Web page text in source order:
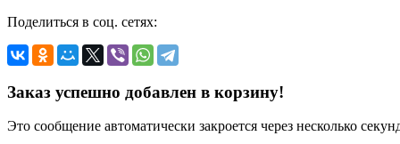
Поделиться в соц. сетях:
Заказ успешно добавлен в корзину!
Это сообщение автоматически закроется через несколько